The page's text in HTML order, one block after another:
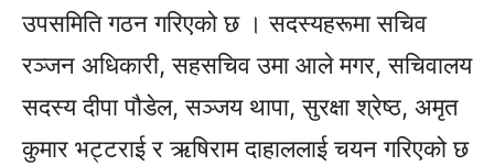
उपसमिति गठन गरिएको छ । सदस्यहरूमा सचिव
रञ्जन अधिकारी, सहसचिव उमा आले मगर, सचिवालय
सदस्य दीपा पौडेल, सञ्जय थापा, सुरक्षा श्रेष्ठ, अमृत
कुमार भट्टराई र ऋषिराम दाहाललाई चयन गरिएको छ